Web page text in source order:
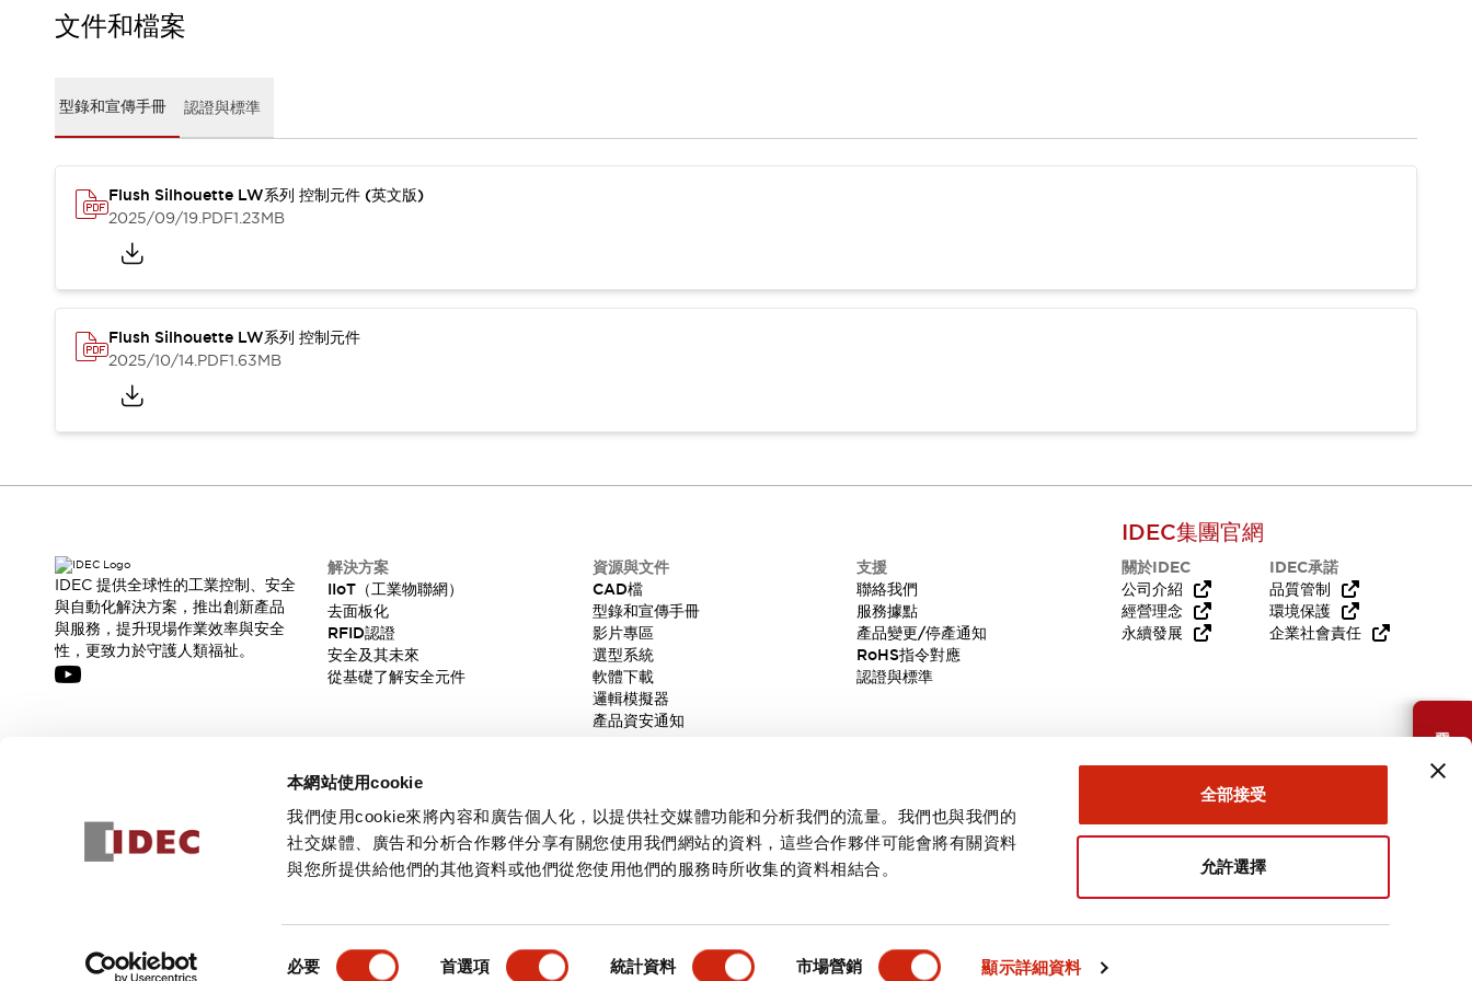
本網站使用cookie
我們使用cookie來將內容和廣告個人化，以提供社交媒體功能和分析我們的流量。我們也與我們的
社交媒體、廣告和分析合作夥伴分享有關您使用我們網站的資料，這些合作夥伴可能會將有關資料
與您所提供給他們的其他資料或他們從您使用他們的服務時所收集的資料相結合。
必要 首選項 統計資料 市場營銷 顯示詳細資料
全部接受
允許選擇
型錄和宣傳手冊
軟體下載
邏輯模擬器
產品資安通知
服務據點
產品變更/停產通知
需要幫助嗎？
文件和檔案
型錄和宣傳手冊 認證與標準
Flush Silhouette LW系列 控制元件 (英文版)
2025/09/19.PDF1.23MB
Flush Silhouette LW系列 控制元件
2025/10/14.PDF1.63MB
產品詳情 主要特點 規格 文件和檔案
IDEC 提供全球性的工業控制、安全
與自動化解決方案，推出創新產品
與服務，提升現場作業效率與安全
性，更致力於守護人類福祉。
解決方案
IIoT（工業物聯網）
去面板化
RFID認證
安全及其未來
從基礎了解安全元件
資源與文件
CAD檔
型錄和宣傳手冊
影片專區
選型系統
軟體下載
邏輯模擬器
產品資安通知
支援
聯絡我們
服務據點
產品變更/停產通知
RoHS指令對應
認證與標準
IDEC集團官網
關於IDEC
公司介紹
經營理念
永續發展
IDEC承諾
品質管制
環境保護
企業社會責任
訂閱
隱私權政策使用條款 台灣